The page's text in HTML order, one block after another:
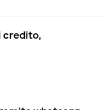
credito,